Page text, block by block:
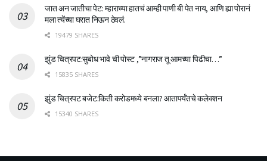
जात अन जातीचा पेट: म्हाराच्या हातचं आम्ही पाणी बी पेत नाय, आणि ह्या पोरानं
मला त्येंच्या घरात निऊन ठेवलं.
19479 SHARES
झुंड चित्रपट:सुबोध भावे ची पोस्ट ,”नागराज तू आमच्या पिढीचा…”
15835 SHARES
झुंड चित्रपट बजेट:किती करोडमध्ये बनला? आतापर्यँतचे कलेक्शन
15340 SHARES